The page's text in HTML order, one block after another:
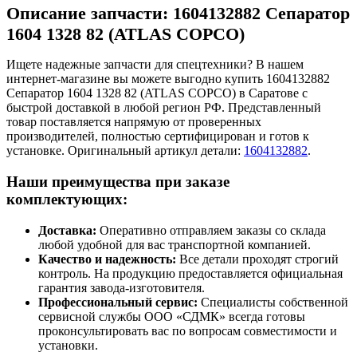
Описание запчасти: 1604132882 Сепаратор
1604 1328 82 (ATLAS COPCO)
Ищете надежные запчасти для спецтехники? В нашем
интернет-магазине вы можете выгодно купить 1604132882
Сепаратор 1604 1328 82 (ATLAS COPCO) в Саратове с
быстрой доставкой в любой регион РФ. Представленный
товар поставляется напрямую от проверенных
производителей, полностью сертифицирован и готов к
установке. Оригинальный артикул детали: 1604132882.
Наши преимущества при заказе
комплектующих:
Доставка: Оперативно отправляем заказы со склада
любой удобной для вас транспортной компанией.
Качество и надежность: Все детали проходят строгий
контроль. На продукцию предоставляется официальная
гарантия завода-изготовителя.
Профессиональный сервис: Специалисты собственной
сервисной службы ООО «СДМК» всегда готовы
проконсультировать вас по вопросам совместимости и
установки.